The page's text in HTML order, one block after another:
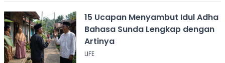
15 Ucapan Menyambut Idul Adha
Bahasa Sunda Lengkap dengan
Artinya
LIFE